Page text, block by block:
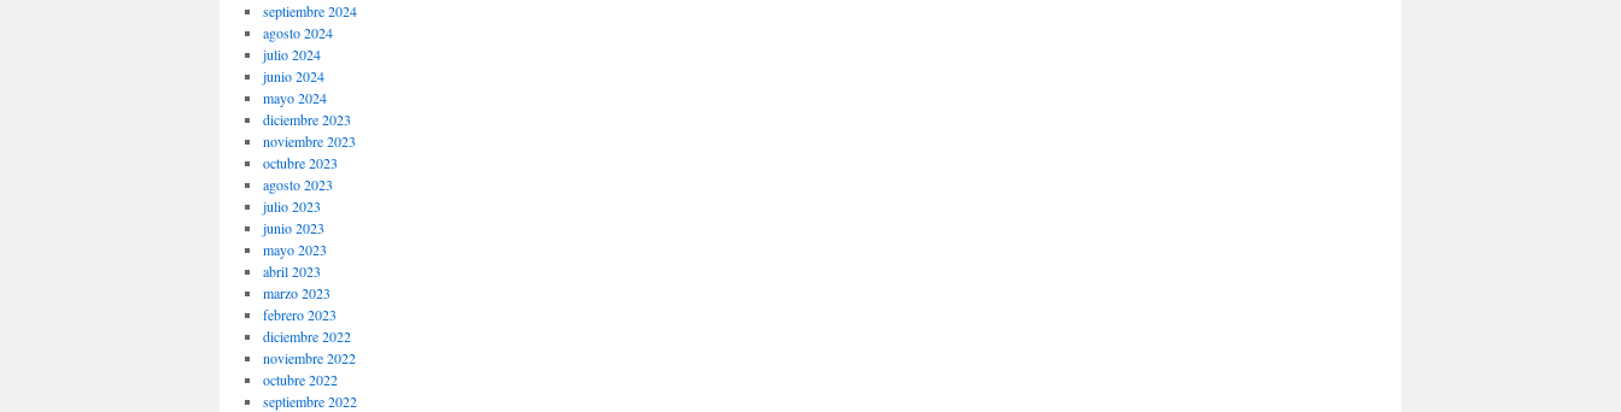
septiembre 2024
agosto 2024
julio 2024
junio 2024
mayo 2024
diciembre 2023
noviembre 2023
octubre 2023
agosto 2023
julio 2023
junio 2023
mayo 2023
abril 2023
marzo 2023
febrero 2023
diciembre 2022
noviembre 2022
octubre 2022
septiembre 2022